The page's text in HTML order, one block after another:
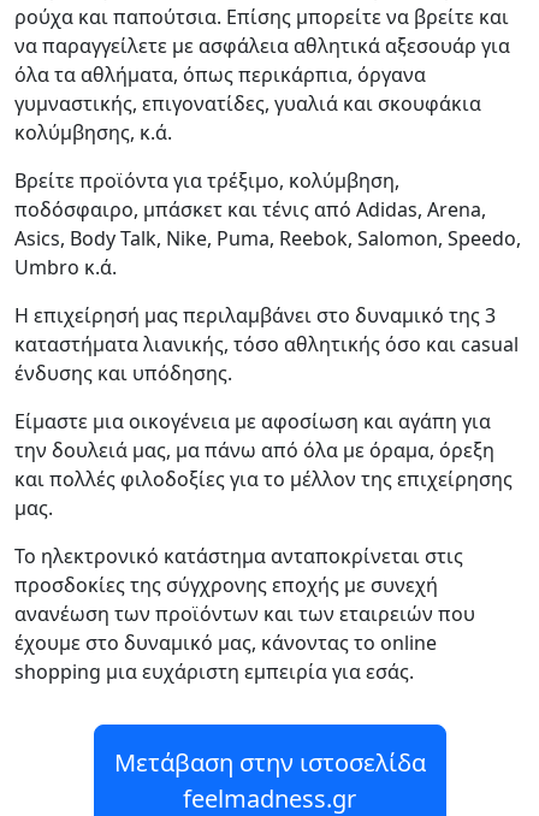
ρούχα και παπούτσια. Επίσης μπορείτε να βρείτε και
να παραγγείλετε με ασφάλεια αθλητικά αξεσουάρ για
όλα τα αθλήματα, όπως περικάρπια, όργανα
γυμναστικής, επιγονατίδες, γυαλιά και σκουφάκια
κολύμβησης, κ.ά.
Βρείτε προϊόντα για τρέξιμο, κολύμβηση,
ποδόσφαιρο, μπάσκετ και τένις από Adidas, Arena,
Asics, Body Talk, Nike, Puma, Reebok, Salomon, Speedo,
Umbro κ.ά.
Η επιχείρησή μας περιλαμβάνει στο δυναμικό της 3
καταστήματα λιανικής, τόσο αθλητικής όσο και casual
ένδυσης και υπόδησης.
Είμαστε μια οικογένεια με αφοσίωση και αγάπη για
την δουλειά μας, μα πάνω από όλα με όραμα, όρεξη
και πολλές φιλοδοξίες για το μέλλον της επιχείρησης
μας.
Το ηλεκτρονικό κατάστημα ανταποκρίνεται στις
προσδοκίες της σύγχρονης εποχής με συνεχή
ανανέωση των προϊόντων και των εταιρειών που
έχουμε στο δυναμικό μας, κάνοντας το online
shopping μια ευχάριστη εμπειρία για εσάς.
Μετάβαση στην ιστοσελίδα
feelmadness.gr